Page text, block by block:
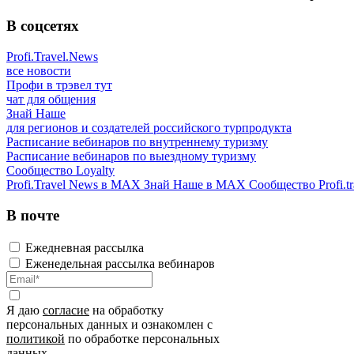
В соцсетях
Profi.Travel.News
все новости
Профи в трэвел тут
чат для общения
Знай Наше
для регионов и создателей российского турпродукта
Расписание вебинаров по внутреннему туризму
Расписание вебинаров по выездному туризму
Сообщество Loyalty
Profi.Travel News в MAX Знай Наше в MAX Сообщество
В почте
Ежедневная рассылка
Еженедельная рассылка вебинаров
Я даю согласие на обработку
персональных данных и ознакомлен с
политикой по обработке персональных